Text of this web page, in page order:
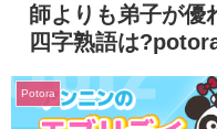
師よりも弟子が優
四字熟語は
Potora